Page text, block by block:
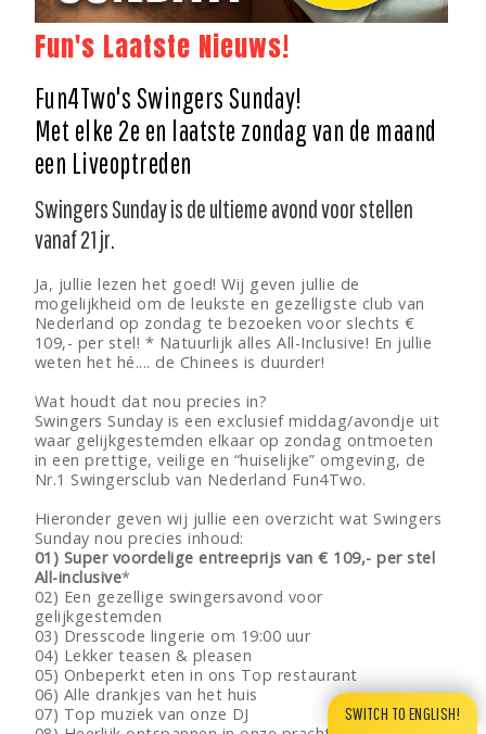
Fun's Laatste Nieuws!
Fun4Two's Swingers Sunday!
Met elke 2e en laatste zondag van de maand
een Liveoptreden
Swingers Sunday is de ultieme avond voor stellen
vanaf 21 jr.
Ja, jullie lezen het goed! Wij geven jullie de
mogelijkheid om de leukste en gezelligste club van
Nederland op zondag te bezoeken voor slechts €
109,- per stel! * Natuurlijk alles All-Inclusive! En jullie
weten het hé.... de Chinees is duurder!
Wat houdt dat nou precies in?
Swingers Sunday is een exclusief middag/avondje uit
waar gelijkgestemden elkaar op zondag ontmoeten
in een prettige, veilige en “huiselijke” omgeving, de
Nr.1 Swingersclub van Nederland Fun4Two.
Hieronder geven wij jullie een overzicht wat Swingers
Sunday nou precies inhoud:
01) Super voordelige entreeprijs van € 109,- per stel
All-inclusive*
02) Een gezellige swingersavond voor
gelijkgestemden
03) Dresscode lingerie om 19:00 uur
04) Lekker teasen & pleasen
05) Onbeperkt eten in ons Top restaurant
06) Alle drankjes van het huis
07) Top muziek van onze DJ
SWITCH TO ENGLISH!